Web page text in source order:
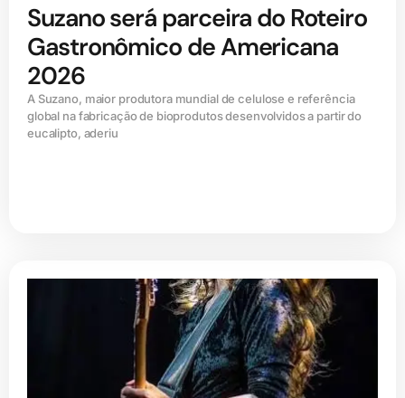
Suzano será parceira do Roteiro
Gastronômico de Americana
2026
A Suzano, maior produtora mundial de celulose e referência
global na fabricação de bioprodutos desenvolvidos a partir do
eucalipto, aderiu